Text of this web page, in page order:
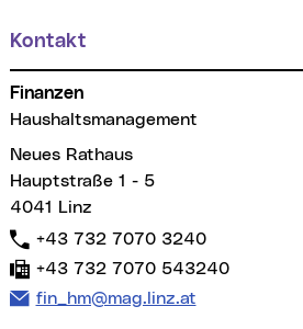
Kontakt
Finanzen
Haushaltsmanagement
Neues Rathaus
Hauptstraße 1 - 5
4041 Linz
Telefon:
+43 732 7070 3240
Fax:
+43 732 7070 543240
E-Mail Adresse:
fin_hm@mag.linz.at